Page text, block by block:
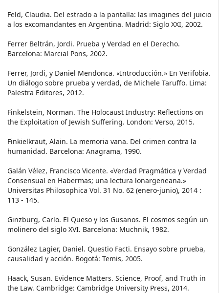
Feld, Claudia. Del estrado a la pantalla: las imagines del juicio
a los excomandantes en Argentina. Madrid: Siglo XXI, 2002.
Ferrer Beltrán, Jordi. Prueba y Verdad en el Derecho.
Barcelona: Marcial Pons, 2002.
Ferrer, Jordi, y Daniel Mendonca. «Introducción.» En Verifobia.
Un diálogo sobre prueba y verdad, de Michele Taruffo. Lima:
Palestra Editores, 2012.
Finkelstein, Norman. The Holocaust Industry: Reflections on
the Exploitation of Jewish Suffering. London: Verso, 2015.
Finkielkraut, Alain. La memoria vana. Del crimen contra la
humanidad. Barcelona: Anagrama, 1990.
Galán Vélez, Francisco Vicente. «Verdad Pragmática y Verdad
Consensual en Habermas; una lectura lonargeneana.»
Universitas Philosophica Vol. 31 No. 62 (enero-junio), 2014 :
113 - 145.
Ginzburg, Carlo. El Queso y los Gusanos. El cosmos según un
molinero del siglo XVI. Barcelona: Muchnik, 1982.
González Lagier, Daniel. Questio Facti. Ensayo sobre prueba,
causalidad y acción. Bogotá: Temis, 2005.
Haack, Susan. Evidence Matters. Science, Proof, and Truth in
the Law. Cambridge: Cambridge University Press, 2014.